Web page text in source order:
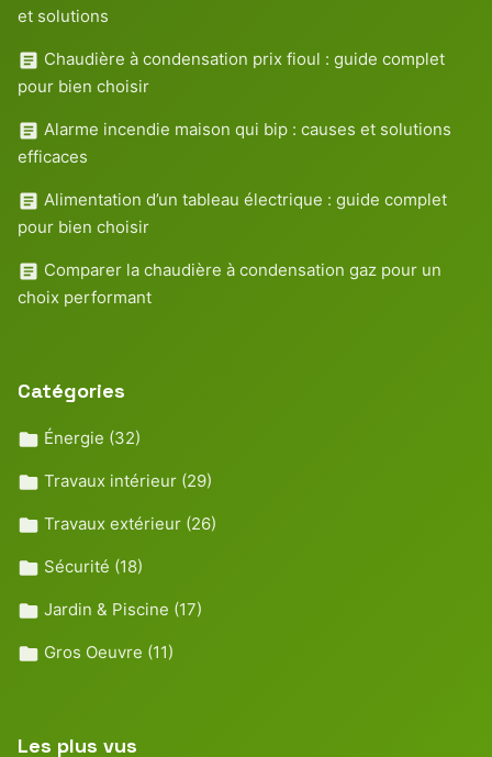
et solutions
Chaudière à condensation prix fioul : guide complet
pour bien choisir
Alarme incendie maison qui bip : causes et solutions
efficaces
Alimentation d’un tableau électrique : guide complet
pour bien choisir
Comparer la chaudière à condensation gaz pour un
choix performant
Catégories
Énergie (32)
Travaux intérieur (29)
Travaux extérieur (26)
Sécurité (18)
Jardin & Piscine (17)
Gros Oeuvre (11)
Les plus vus